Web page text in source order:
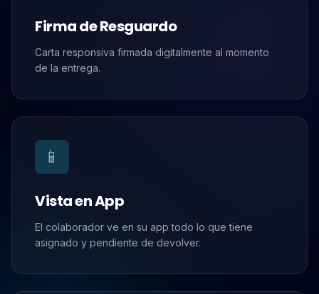
Firma de Resguardo
Carta responsiva firmada digitalmente al momento
de la entrega.
📱
Vista en App
El colaborador ve en su app todo lo que tiene
asignado y pendiente de devolver.